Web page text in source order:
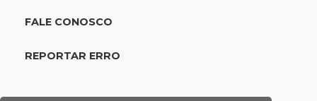
da escola um lugar de transformação
FALE CONOSCO
REPORTAR ERRO